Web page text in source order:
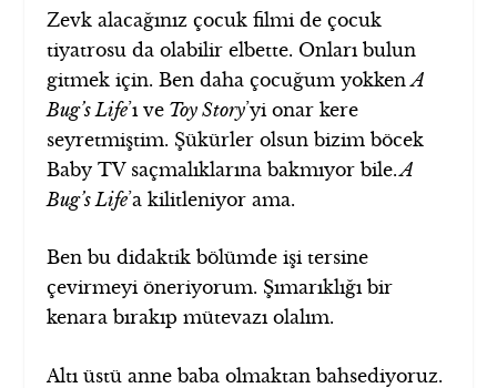
Zevk alacağınız çocuk filmi de çocuk
tiyatrosu da olabilir elbette. Onları bulun
gitmek için. Ben daha çocuğum yokkenA
Bug’s Life’ı ve Toy Story’yi onar kere
seyretmiştim. Şükürler olsun bizim böcek
Baby TV saçmalıklarına bakmıyor bile.A
Bug’s Life’a kilitleniyor ama.
Ben bu didaktik bölümde işi tersine
çevirmeyi öneriyorum. Şımarıklığı bir
kenara bırakıp mütevazı olalım.
Altı üstü anne baba olmaktan bahsediyoruz.